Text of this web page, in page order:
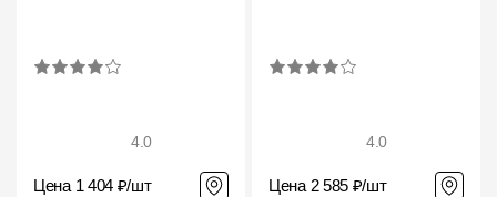
4.0
Цена 1 404 ₽/шт
4.0
Цена 2 585 ₽/шт